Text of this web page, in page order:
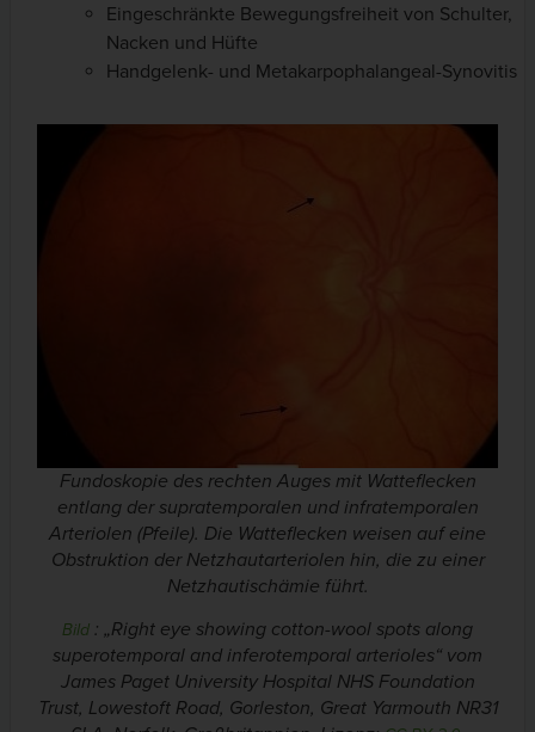
Eingeschränkte Bewegungsfreiheit von Schulter,
Nacken und Hüfte
Handgelenk- und Metakarpophalangeal-Synovitis
Fundoskopie des rechten Auges mit Watteflecken
entlang der supratemporalen und infratemporalen
Arteriolen (Pfeile). Die Watteflecken weisen auf eine
Obstruktion der Netzhautarteriolen hin, die zu einer
Netzhautischämie führt.
Bild : „Right eye showing cotton-wool spots along
superotemporal and inferotemporal arterioles“ vom
James Paget University Hospital NHS Foundation
Trust, Lowestoft Road, Gorleston, Great Yarmouth NR31